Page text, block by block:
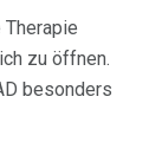
zu öffnen.
besonders